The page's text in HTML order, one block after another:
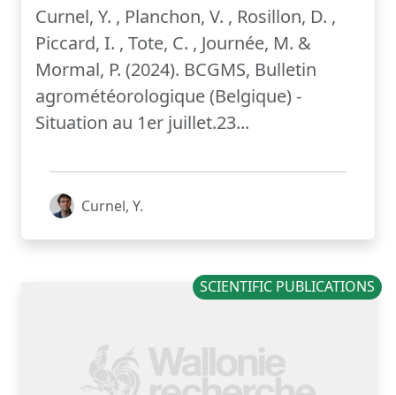
Curnel, Y. , Planchon, V. , Rosillon, D. ,
Piccard, I. , Tote, C. , Journée, M. &
Mormal, P. (2024). BCGMS, Bulletin
agrométéorologique (Belgique) -
Situation au 1er juillet.23...
Curnel, Y.
SCIENTIFIC PUBLICATIONS